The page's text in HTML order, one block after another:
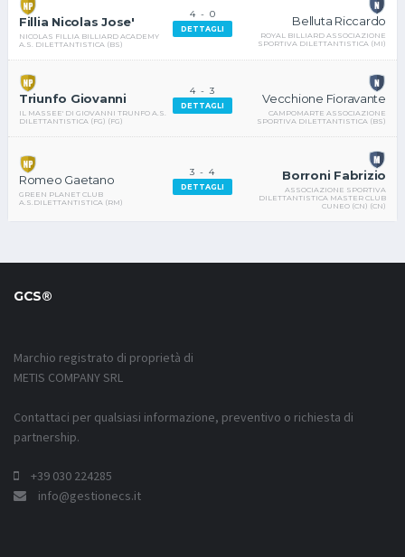
Fillia Nicolas Jose'
NICOLAS FILLIA BILLIARD ACADEMY
A.S. DILETTANTISTICA (BS)
4- 0
DETTAGLI
Belluta Riccardo
ROYAL BILLIARD ASSOCIAZIONE
SPORTIVA DILETTANTISTICA (MI)
Triunfo Giovanni
IL MASSEE' DI GIOVANNI TRUNFO A.S.
DILETTANTISTICA (FG) (FG)
4-3
DETTAGLI
Vecchione Fioravante
CAMPOMARTE ASSOCIAZIONE
SPORTIVA DILETTANTISTICA (BS)
Romeo Gaetano
GREEN PLANET CLUB
A.S.DILETTANTISTICA (RM)
3 -4
DETTAGLI
Borroni Fabrizio
ASSOCIAZIONE SPORTIVA
DILETTANTISTICA MASTER CLUB
CUNEO (CN) (CN)
GCS®
Marchio registrato di proprietà di
METIS COMPANY SRL
Contattaci per qualsiasi informazione, preventivo o richiesta di
partnership.
+39 030 224285
info@gestionecs.it